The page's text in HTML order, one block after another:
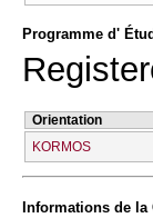
Programme d'
Orientation
KORMOS
Informations de la